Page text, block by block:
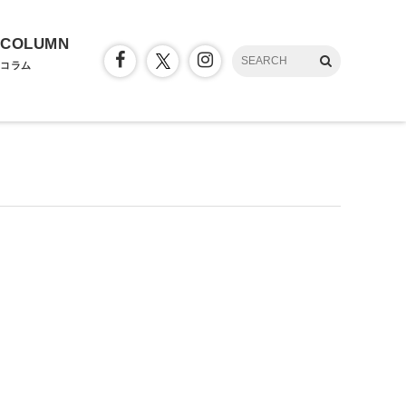
COLUMN
コラム